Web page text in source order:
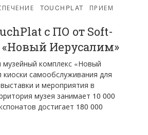
TOUCHPLAT
ПРИЕМ
с ПО от Soft-
Иерусалим»
музейный комплекс «Новый
киоски самообслуживания для
и мероприятия в
музея занимает 10 000
достигает 180 000